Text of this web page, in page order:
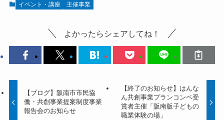
イベント・講座 主催事業
よかったらシェアしてね！
【ブログ】阪南市市民協
働・共創事業提案制度事業
報告会のお知らせ
【終了のお知らせ】はんな
ん共創事業プランコンペ受
賞者主催「阪南版子どもの
職業体験の場」